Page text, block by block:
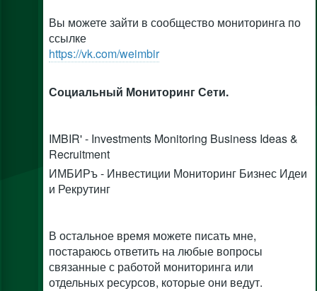
Вы можете зайти в сообщество мониторинга по
ссылке
https://vk.com/weimbir
Социальный Мониторинг Сети.
IMBIR' - Investments Monitoring Business Ideas &
Recruitment
ИМБИРъ - Инвестиции Мониторинг Бизнес Идеи
и Рекрутинг
В остальное время можете писать мне,
постараюсь ответить на любые вопросы
связанные с работой мониторинга или
отдельных ресурсов, которые они ведут.